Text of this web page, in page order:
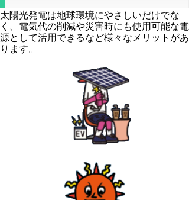
太陽光発電は地球環境にやさしいだけでな
く、電気代の削減や災害時にも使用可能な電
源として活用できるなど様々なメリットがあ
ります。